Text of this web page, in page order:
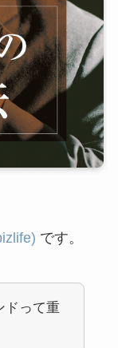
です。
ドって重